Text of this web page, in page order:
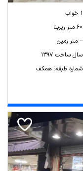
1 خواب
60 متر زیربنا
-- متر زمین
سال ساخت 1397
شماره طبقه: همکف